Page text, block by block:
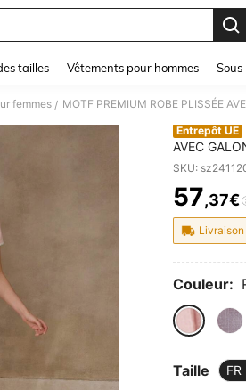
tailles Vêtements pour hommes
femmes / MOTF PREMIUM ROBE PLISSÉE
Entrepôt UE
AVEC
SKU:
57,37€
Couleur:
Taille FR